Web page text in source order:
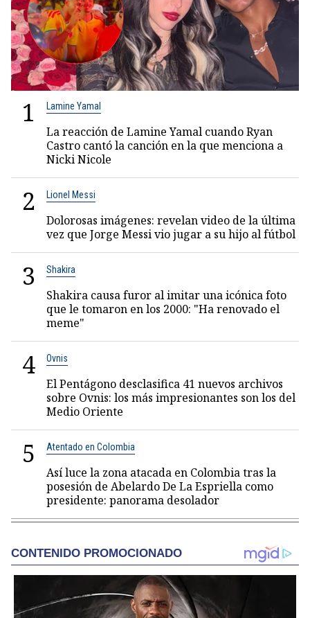
1 Lamine Yamal
La reacción de Lamine Yamal cuando Ryan
Castro cantó la canción en la que menciona a
Nicki Nicole
2 Lionel Messi
Dolorosas imágenes: revelan video de la última
vez que Jorge Messi vio jugar a su hijo al fútbol
3 Shakira
Shakira causa furor al imitar una icónica foto
que le tomaron en los 2000: "Ha renovado el
meme"
4 Ovnis
El Pentágono desclasifica 41 nuevos archivos
sobre Ovnis: los más impresionantes son los del
Medio Oriente
5 Atentado en Colombia
Así luce la zona atacada en Colombia tras la
posesión de Abelardo De La Espriella como
presidente: panorama desolador